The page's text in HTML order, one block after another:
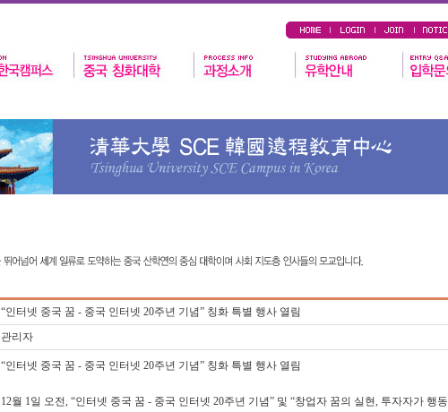
“인터넷 중국 꿈 - 중국 인터넷 20주년 기념” 칭화 특별 행사 열림
관리자
“인터넷 중국 꿈 - 중국 인터넷 20주년 기념” 칭화 특별 행사 열림
12월 1일 오전, “인터넷 중국 꿈 - 중국 인터넷 20주년 기념” 및 “창업자 꿈의 실현, 투자자가 행동